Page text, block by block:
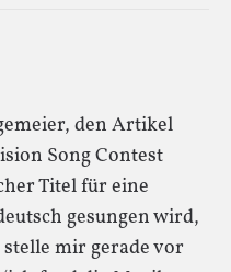
den Artikel
Song Contest
Titel für eine
gesungen wird,
mir gerade vor